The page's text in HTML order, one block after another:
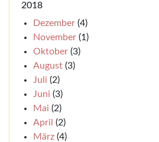
2018
Dezember (4)
November (1)
Oktober (3)
August (3)
Juli (2)
Juni (3)
Mai (2)
April (2)
März (4)